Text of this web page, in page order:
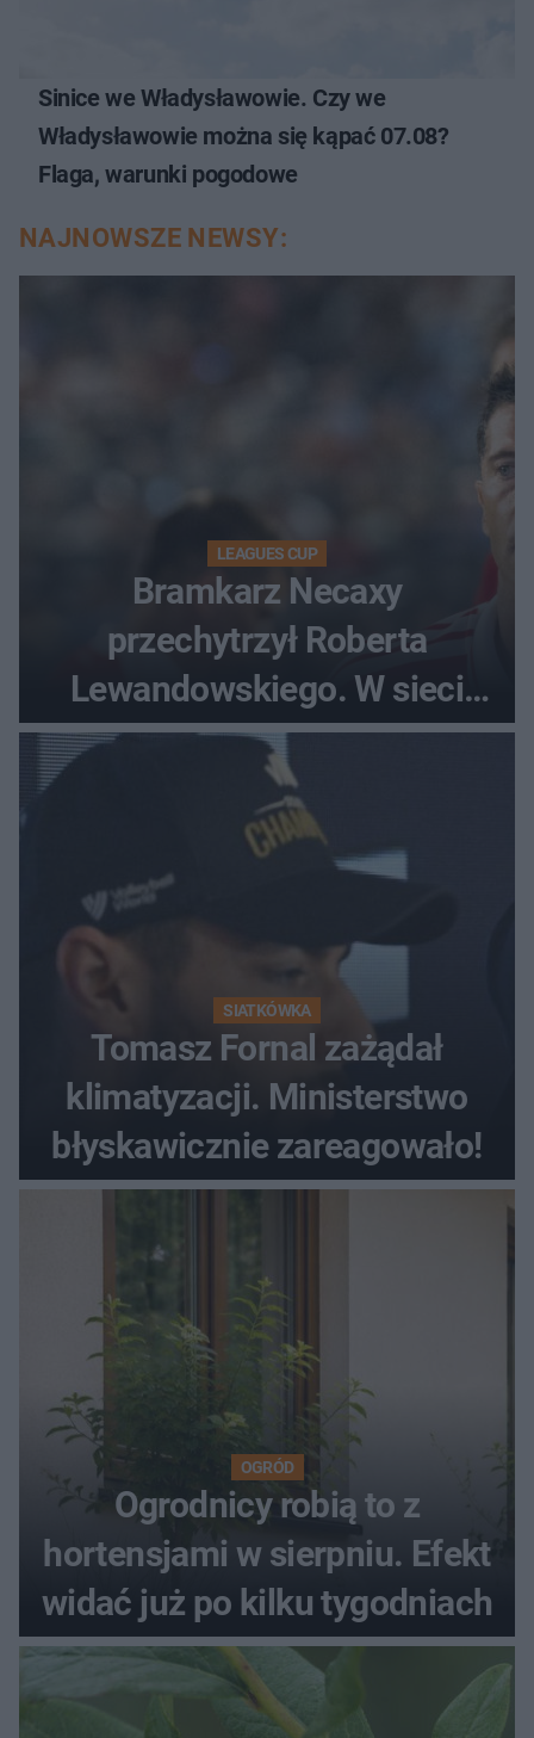
Sinice we Władysławowie. Czy we
Władysławowie można się kąpać 07.08?
Flaga, warunki pogodowe
NAJNOWSZE NEWSY:
LEAGUES CUP
Bramkarz Necaxy
przechytrzył Roberta
Lewandowskiego. W sieci
krąży wideo z tego pojedynku
SIATKÓWKA
Tomasz Fornal zażądał
klimatyzacji. Ministerstwo
błyskawicznie zareagowało!
OGRÓD
Ogrodnicy robią to z
hortensjami w sierpniu. Efekt
widać już po kilku tygodniach